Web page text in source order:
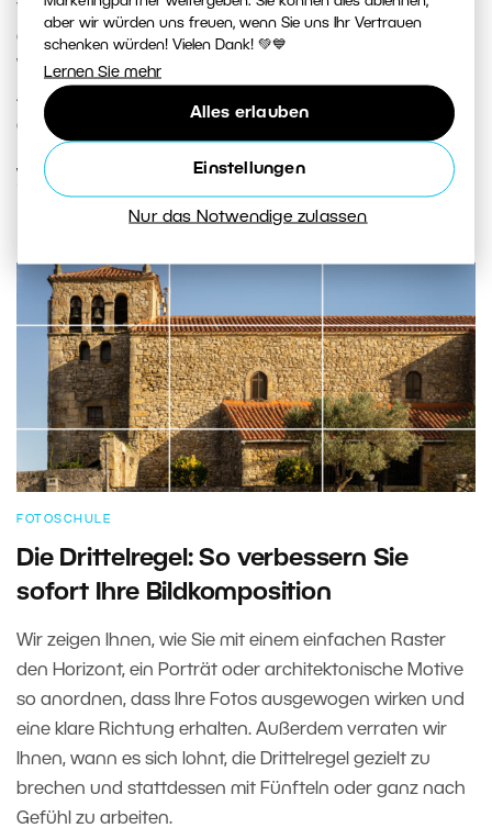
aber wir würden uns freuen, wenn Sie uns Ihr Vertrauen
schenken würden! Vielen Dank! 💚💙
Lernen Sie mehr
Alles erlauben
Einstellungen
Nur das Notwendige zulassen
verpassen sollte – von der italienischen Toskana über
das Gebirge Montenegros bis zur kroatischen Küste.
Wir zeigen Ihnen, wohin Sie sich auf der Suche nach
Architektur, Landschaft und authentischem Landleben
aufmachen können.
WEITERLESEN
FOTOSCHULE
Die Drittelregel: So verbessern Sie
sofort Ihre Bildkomposition
Wir zeigen Ihnen, wie Sie mit einem einfachen Raster
den Horizont, ein Porträt oder architektonische Motive
so anordnen, dass Ihre Fotos ausgewogen wirken und
eine klare Richtung erhalten. Außerdem verraten wir
Ihnen, wann es sich lohnt, die Drittelregel gezielt zu
brechen und stattdessen mit Fünfteln oder ganz nach
Gefühl zu arbeiten.